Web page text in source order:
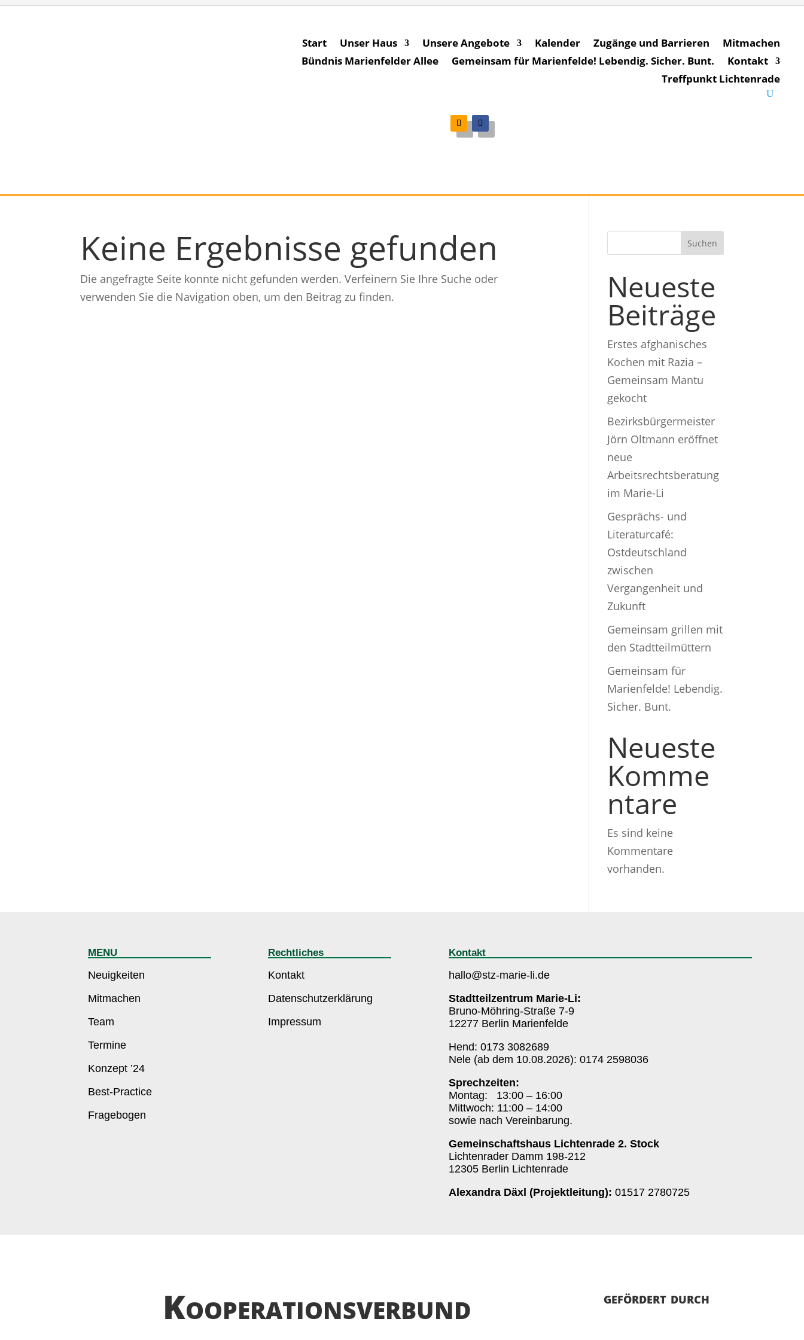
Start Unser Haus Unsere Angebote Kalender Zugänge und Barrieren
Mitmachen
Bündnis Marienfelder Allee
Gemeinsam für Marienfelde! Lebendig. Sicher. Bunt.
Kontakt
Treffpunkt Lichtenrade
Keine Ergebnisse gefunden
Die angefragte Seite konnte nicht gefunden werden. Verfeinern Sie Ihre Suche oder
verwenden Sie die Navigation oben, um den Beitrag zu finden.
Suchen
Neueste
Beiträge
Erstes afghanisches
Kochen mit Razia –
Gemeinsam Mantu
gekocht
Bezirksbürgermeister
Jörn Oltmann eröffnet
neue
Arbeitsrechtsberatung
im Marie-Li
Gesprächs- und
Literaturcafé:
Ostdeutschland
zwischen
Vergangenheit und
Zukunft
Gemeinsam grillen mit
den Stadtteilmüttern
Gemeinsam für
Marienfelde! Lebendig.
Sicher. Bunt.
Neueste
Komme
ntare
Es sind keine
Kommentare
vorhanden.
MENU
Neuigkeiten
Mitmachen
Team
Termine
Konzept ’24
Best-Practice
Fragebogen
Rechtliches
Kontakt
Datenschutzerklärung
Impressum
Kontakt
hallo@stz-marie-li.de
Stadtteilzentrum Marie-Li:
Bruno-Möhring-Straße 7-9
12277 Berlin Marienfelde
Hend: 0173 3082689
Nele (ab dem 10.08.2026): 0174 2598036
Sprechzeiten:
Montag: 13:00 – 16:00
Mittwoch: 11:00 – 14:00
sowie nach Vereinbarung.
Gemeinschaftshaus Lichtenrade 2. Stock
Lichtenrader Damm 198-212
12305 Berlin Lichtenrade
Alexandra Däxl (Projektleitung): 01517 2780725
Kooperationsverbund gefördert durch